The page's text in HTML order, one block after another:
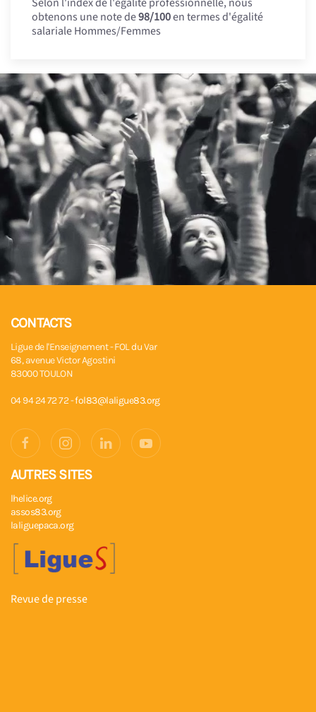
obtenons une note de98/100en termes d'égalité
salariale Hommes/Femmes
CONTACTS
Ligue de l'Enseignement - FOL du Var
68, avenue Victor Agostini
83000 TOULON
04 94 24 72 72 -fol83@laligue83.org
AUTRES SITES
lhelice.org
assos83.org
laliguepaca.org
Revue de presse